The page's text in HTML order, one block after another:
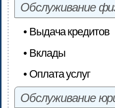
Обслуживание
• Выдача кредитов
• Вклады
• Оплата услуг
Обслуживание